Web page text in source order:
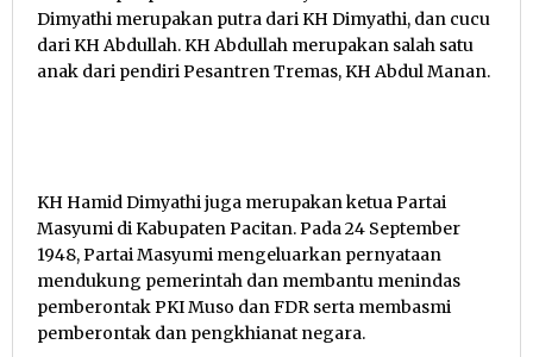
Dimyathi merupakan putra dari KH Dimyathi, dan cucu
dari KH Abdullah. KH Abdullah merupakan salah satu
anak dari pendiri Pesantren Tremas, KH Abdul Manan.
KH Hamid Dimyathi juga merupakan ketua Partai
Masyumi di Kabupaten Pacitan. Pada 24 September
1948, Partai Masyumi mengeluarkan pernyataan
mendukung pemerintah dan membantu menindas
pemberontak PKI Muso dan FDR serta membasmi
pemberontak dan pengkhianat negara.